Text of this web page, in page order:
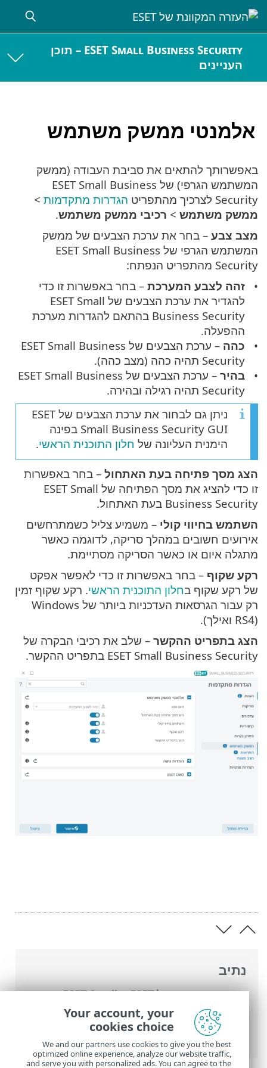
ESET Small Business Security – תוכן
העניינים
אלמנטי ממשק משתמש
נתיב
העזרה המקוונת של ESET >
ESET Small
Business Security
>
עבודה עם ESET Small
Business Security
>הגדרות מתקדמות
ממשק משתמש
> אלמנטי ממשק משתמש
באפשרותך להתאים את סביבת העבודה (ממשק
המשתמש הגרפי) של ESET Small Business
Security לצרכיך מהתפריט
הגדרות מתקדמות >
ממשק משתמש > רכיבי ממשק משתמש.
מצב צבע – בחר את ערכת הצבעים של ממשק
המשתמש הגרפי של ESET Small Business
Security מהתפריט הנפתח:
זהה לצבע המערכת – בחר באפשרות זו כדי
להגדיר את ערכת הצבעים של ESET Small
Business Security בהתאם להגדרות מערכת
ההפעלה.
כהה
– ערכת הצבעים של ESET Small Business
Security תהיה כהה (מצב כהה).
בהיר
– ערכת הצבעים של ESET Small Business
Security תהיה רגילה ובהירה.
ניתן גם לבחור את ערכת הצבעים של ESET
Small Business Security GUI בפינה
הימנית העליונה של חלון התוכנית הראשי.
הצג מסך פתיחה בעת האתחול – בחר באפשרות
זו כדי להציג את מסך הפתיחה של ESET Small
Business Security בעת האתחול.
השתמש בחיווי קולי – משמיע צליל כשמתרחשים
אירועים חשובים במהלך סריקה, לדוגמה כאשר
מתגלה איום או כאשר הסריקה מסתיימת.
רקע שקוף – בחר באפשרות זו כדי לאפשר אפקט
של רקע שקוף בחלון התוכנית הראשי. רקע שקוף זמין
רק עבור הגרסאות העדכניות ביותר של Windows
(RS4 ואילך).
הצג בתפריט ההקשר – שלב את רכיבי הבקרה של
ESET Small Business Security בתפריט ההקשר.
Your account, your
cookies choice
We and our partners use cookies to give you the best
optimized online experience, analyze our website traffic,
and serve you with personalized ads. You can agree to the